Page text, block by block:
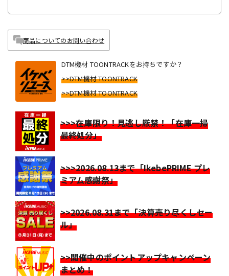
商品についてのお問い合わせ
DTM機材 TOONTRACKをお持ちですか？
>>DTM機材 TOONTRACK
>>DTM機材 TOONTRACK
>>>在庫限り！見逃し厳禁！「在庫一掃
最終処分」
>>>2026.08.13まで「IkebePRIME プレ
ミアム感謝祭」
>>2026.08.31まで「決算売り尽くしセー
ル」
>>開催中のポイントアップキャンペーン
まとめ！